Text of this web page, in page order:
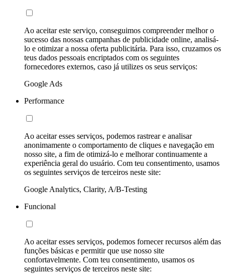
Ao aceitar este serviço, conseguimos compreender melhor o
sucesso das nossas campanhas de publicidade online, analisá-
lo e otimizar a nossa oferta publicitária. Para isso, cruzamos os
teus dados pessoais encriptados com os seguintes
fornecedores externos, caso já utilizes os seus serviços:
Google Ads
Performance
Ao aceitar esses serviços, podemos rastrear e analisar
anonimamente o comportamento de cliques e navegação em
nosso site, a fim de otimizá-lo e melhorar continuamente a
experiência geral do usuário. Com teu consentimento, usamos
os seguintes serviços de terceiros neste site:
Google Analytics, Clarity, A/B-Testing
Funcional
Ao aceitar esses serviços, podemos fornecer recursos além das
funções básicas e permitir que use nosso site
confortavelmente. Com teu consentimento, usamos os
seguintes serviços de terceiros neste site: